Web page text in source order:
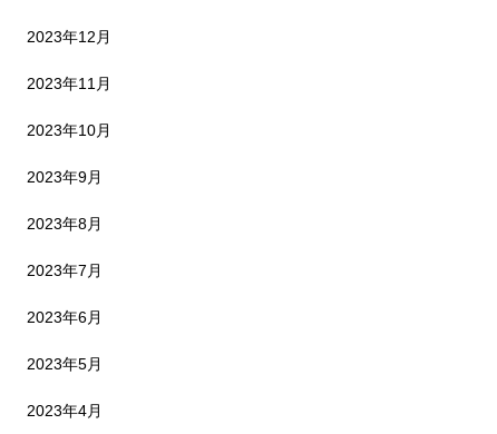
2023年12月
2023年11月
2023年10月
2023年9月
2023年8月
2023年7月
2023年6月
2023年5月
2023年4月